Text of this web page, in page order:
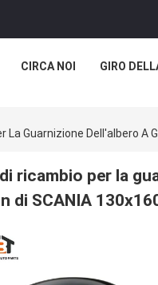
CIRCA NOI GIRO
La Guarnizione Dell'albero A
ricambio per la
di SCANIA